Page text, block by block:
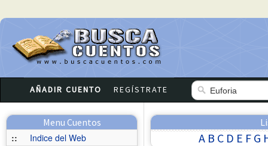
AÑADIR CUENTO REGÍSTRATE
Menu Cuentos
::
Indice del Web
A B C D E F G